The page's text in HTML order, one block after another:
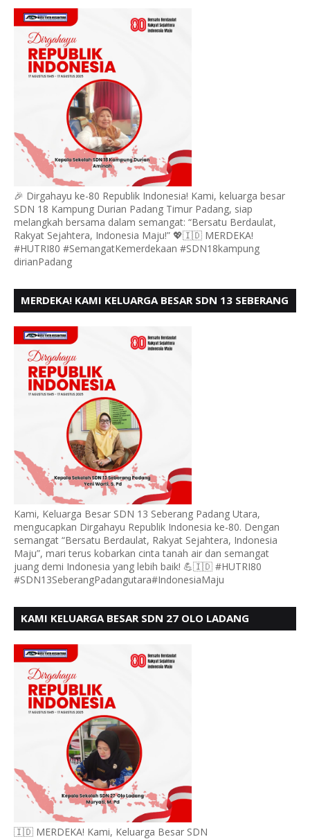
🎉 Dirgahayu ke-80 Republik Indonesia! Kami, keluarga besar
SDN 18 Kampung Durian Padang Timur Padang, siap
melangkah bersama dalam semangat: “Bersatu Berdaulat,
Rakyat Sejahtera, Indonesia Maju!” 💖🇮🇩 MERDEKA!
#HUTRI80 #SemangatKemerdekaan #SDN18kampung
dirianPadang
MERDEKA! KAMI KELUARGA BESAR SDN 13 SEBERANG
Kami, Keluarga Besar SDN 13 Seberang Padang Utara,
mengucapkan Dirgahayu Republik Indonesia ke-80. Dengan
semangat “Bersatu Berdaulat, Rakyat Sejahtera, Indonesia
Maju”, mari terus kobarkan cinta tanah air dan semangat
juang demi Indonesia yang lebih baik! 💪🇮🇩 #HUTRI80
#SDN13SeberangPadangutara#IndonesiaMaju
KAMI KELUARGA BESAR SDN 27 OLO LADANG
🇮🇩 MERDEKA! Kami, Keluarga Besar SDN